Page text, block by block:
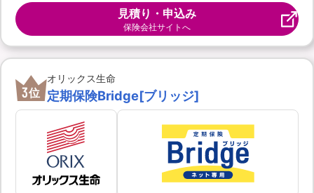
見積り・申込み
保険会社サイトへ
3位
オリックス生命
定期保険Bridge[ブリッジ]